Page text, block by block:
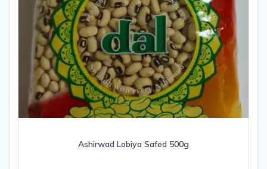
Ashirwad Lobiya Safed 500g